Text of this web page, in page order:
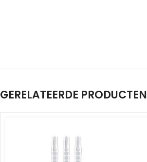
GERELATEERDE PRODUCTEN